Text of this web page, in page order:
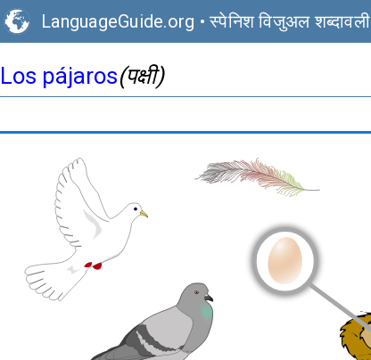
LanguageGuide.org •स्पेनिश विजुअल शब्दावली
Los pájaros(पक्षी)